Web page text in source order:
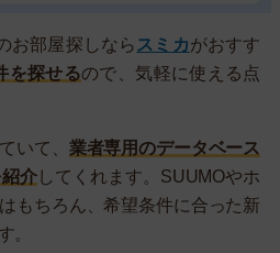
お部屋探しならスミカがおすす
を探せるので、気軽に使える点
いて、 業者専用のデータベース
介してくれます。SUUMOやホ
もちろん、希望条件に合った新
。